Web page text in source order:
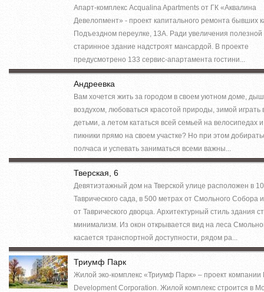
Апарт-комплекс Acqualina Apartments от ГК «Аквалина
Девелопмент» - проект капитального ремонта бывших
Подъездном переулке, 13А. Ради увеличения
старинное здание надстроят мансардой. В проекте
предусмотрено 133 сервис-апартамента гостини...
Андреевка
Вам хочется жить за городом в своем уютном доме,
воздухом, любоваться красотой природы, зимой играть
детьми, а летом кататься всей семьей на велосипедах
пикники прямо на своем участке? Но при этом
полчаса и успевать заниматься всеми важны...
Тверская, 6
Девятиэтажный дом на Тверской улице расположен в
Таврического сада, в 500 метрах от Смольного Собора
от Таврического дворца. Архитектурный стиль здания
минимализм. Из окон открывается вид на леса
касается транспортной доступности, рядом ра...
Триумф Парк
Жилой эко-комплекс «Триумф Парк» – проект компании
Development Corporation. Жилой комплекс строится в